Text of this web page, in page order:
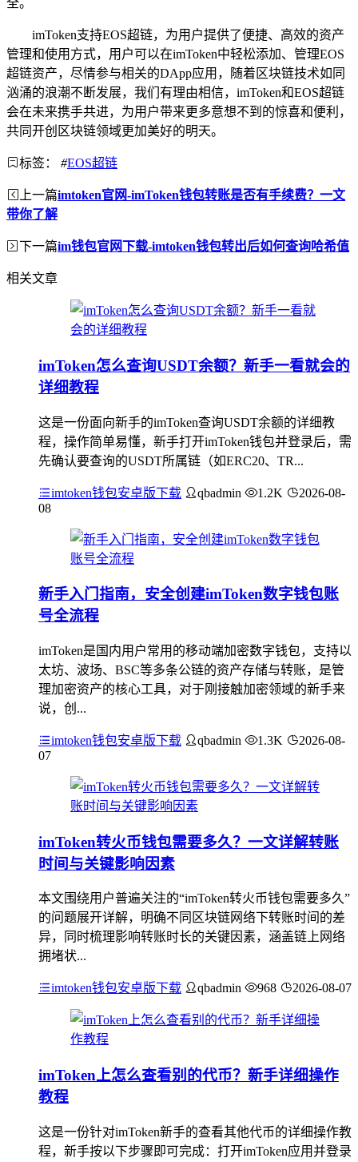
全。
imToken支持EOS超链，为用户提供了便捷、高效的资产
管理和使用方式，用户可以在imToken中轻松添加、管理EOS
超链资产，尽情参与相关的DApp应用，随着区块链技术如同
汹涌的浪潮不断发展，我们有理由相信，imToken和EOS超链
会在未来携手共进，为用户带来更多意想不到的惊喜和便利，
共同开创区块链领域更加美好的明天。
标签： #EOS超链
上一篇imtoken官网-imToken钱包转账是否有手续费？一文
带你了解
下一篇im钱包官网下载-imtoken钱包转出后如何查询哈希值
相关文章
imToken怎么查询USDT余额？新手一看就会的
详细教程
这是一份面向新手的imToken查询USDT余额的详细教
程，操作简单易懂，新手打开imToken钱包并登录后，需
先确认要查询的USDT所属链（如ERC20、TR...
imtoken钱包安卓版下载 qbadmin 1.2K
2026-08-
08
新手入门指南，安全创建imToken数字钱包账
号全流程
imToken是国内用户常用的移动端加密数字钱包，支持以
太坊、波场、BSC等多条公链的资产存储与转账，是管
理加密资产的核心工具，对于刚接触加密领域的新手来
说，创...
imtoken钱包安卓版下载 qbadmin 1.3K
2026-08-
07
imToken转火币钱包需要多久？一文详解转账
时间与关键影响因素
本文围绕用户普遍关注的“imToken转火币钱包需要多久”
的问题展开详解，明确不同区块链网络下转账时间的差
异，同时梳理影响转账时长的关键因素，涵盖链上网络
拥堵状...
imtoken钱包安卓版下载 qbadmin 968 2026-08-07
imToken上怎么查看别的代币？新手详细操作
教程
这是一份针对imToken新手的查看其他代币的详细操作教
程，新手按以下步骤即可完成：打开imToken应用并登录